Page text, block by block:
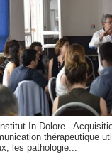
In-Dolore -
thérapeutique
les pathologie...